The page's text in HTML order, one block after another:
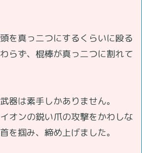
を真っ二つにするくらいに殴る
らず、棍棒が真っ二つに割れて
器は素手しかありません。
オンの鋭い爪の攻撃をかわしな
を掴み、締め上げました。